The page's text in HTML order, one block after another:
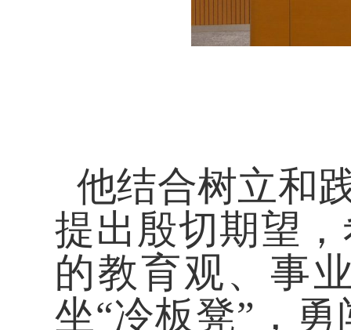
他结合树立和
提出殷切期望
的教育观、事
坐“冷板凳”，